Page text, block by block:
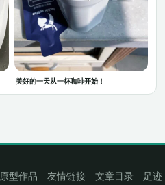
美好的一天从一杯咖啡开始！
原型作品 友情链接 文章目录 足迹